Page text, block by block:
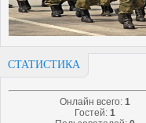
СТАТИСТИКА
Онлайн всего: 1
Гостей: 1